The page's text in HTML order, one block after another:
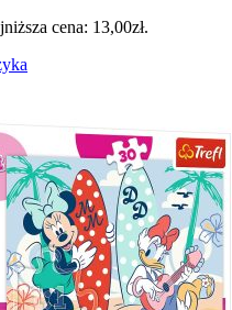
cena: 13,00zł.